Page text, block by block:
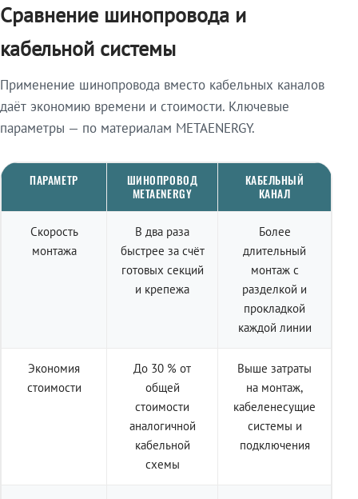
Сравнение шинопровода и
кабельной системы
Применение шинопровода вместо кабельных каналов
даёт экономию времени и стоимости. Ключевые
параметры — по материалам METAENERGY.
ПАРАМЕТР
ШИНОПРОВОД
METAENERGY
КАБЕЛЬНЫЙ
КАНАЛ
Скорость
монтажа
В два раза
быстрее за счёт
готовых секций
и крепежа
Более
длительный
монтаж с
разделкой и
прокладкой
каждой линии
Экономия
стоимости
До 30 % от
общей
стоимости
аналогичной
кабельной
схемы
Выше затраты
на монтаж,
кабеленесущие
системы и
подключения